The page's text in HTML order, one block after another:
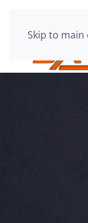
Skip to